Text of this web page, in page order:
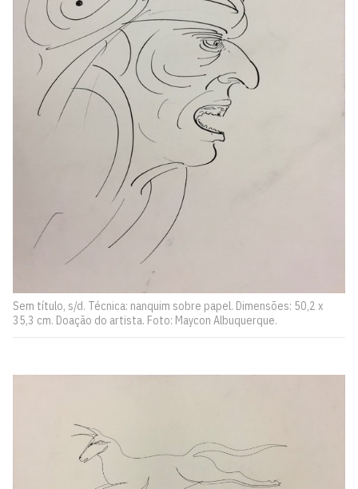
Sem título, s/d. Técnica: nanquim sobre papel. Dimensões: 50,2 x
35,3 cm. Doação do artista. Foto: Maycon Albuquerque.